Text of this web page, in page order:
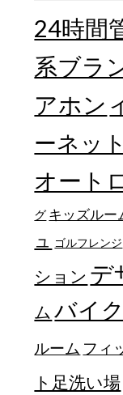
24時間
系ブラ
アホン
ーネッ
オート
グ キッズルー
ュ
ゴルフレンジ
ション デ
ム バイ
ルーム フィ
ト足洗い場